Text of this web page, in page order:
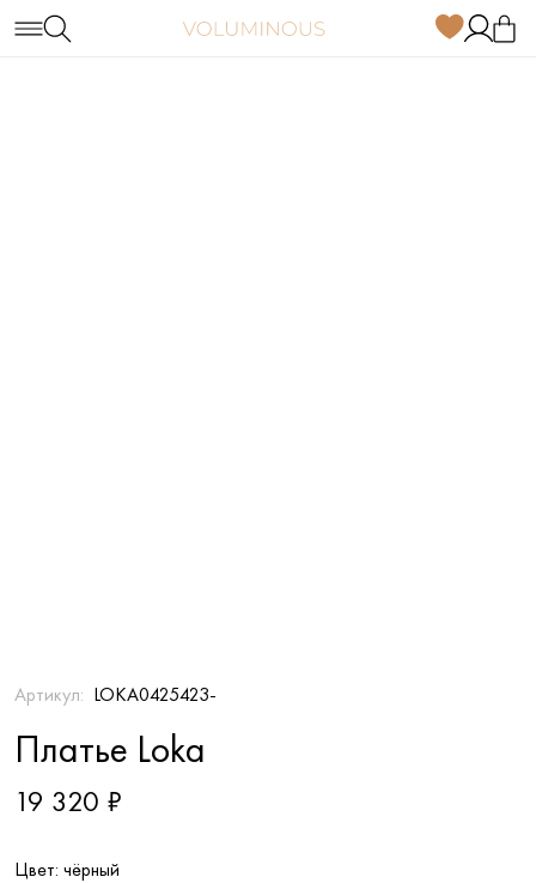
Артикул: LOKA0425423-
Платье Loka
19 320 ₽
Цвет: чёрный